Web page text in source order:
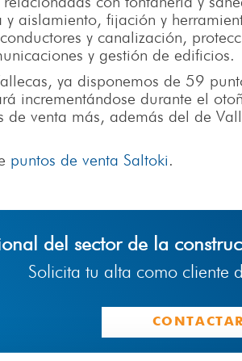
aislamiento, fijación y
y canalización,
y gestión de edificios.
ya disponemos de 59
incrementándose durante el
de venta más, además del de
puntos de venta Saltoki.
del sector de la
Solicita tu alta como cliente
CONTACTAR